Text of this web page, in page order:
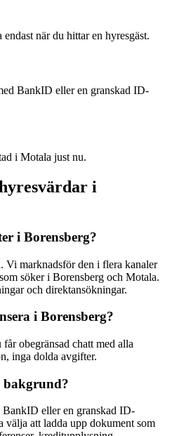
när du hittar en hyresgäst.
BankID eller en granskad ID-
i Motala just nu.
i
i Borensberg?
Vi marknadsför den i flera kanaler
söker i Borensberg och Motala.
och direktansökningar.
i Borensberg?
obegränsad chatt med alla
inga dolda avgifter.
bakgrund?
eller en granskad ID-
att ladda upp dokument som